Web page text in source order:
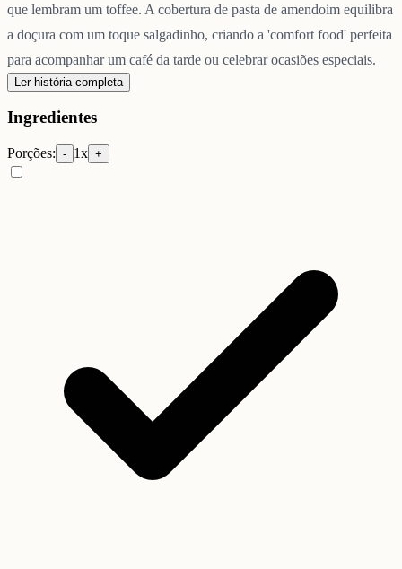
que lembram um toffee. A cobertura de pasta de amendoim equilibra
a doçura com um toque salgadinho, criando a 'comfort food' perfeita
para acompanhar um café da tarde ou celebrar ocasiões especiais.
Ler história completa
Ingredientes
Porções: - 1x +